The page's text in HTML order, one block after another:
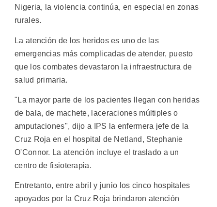
Nigeria, la violencia continúa, en especial en zonas
rurales.
La atención de los heridos es uno de las
emergencias más complicadas de atender, puesto
que los combates devastaron la infraestructura de
salud primaria.
"La mayor parte de los pacientes llegan con heridas
de bala, de machete, laceraciones múltiples o
amputaciones", dijo a IPS la enfermera jefe de la
Cruz Roja en el hospital de Netland, Stephanie
O'Connor. La atención incluye el traslado a un
centro de fisioterapia.
Entretanto, entre abril y junio los cinco hospitales
apoyados por la Cruz Roja brindaron atención